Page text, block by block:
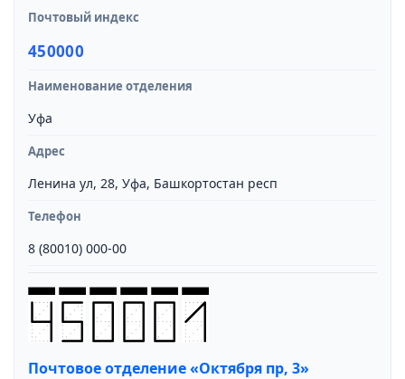
Почтовый индекс
450000
Наименование отделения
Уфа
Адрес
Ленина ул, 28, Уфа, Башкортостан респ
Телефон
8 (80010) 000-00
Почтовое отделение «Октября пр, 3»